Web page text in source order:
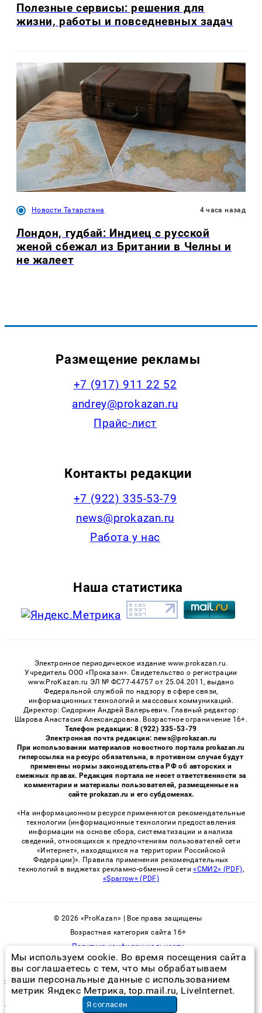
Полезные сервисы: решения для
жизни, работы и повседневных задач
Новости Татарстана 4 часа назад
Лондон, гудбай: Индиец с русской
женой сбежал из Британии в Челны и
не жалеет
Размещение рекламы
+7 (917) 911 22 52
andrey@prokazan.ru
Прайс-лист
Контакты редакции
+7 (922) 335-53-79
news@prokazan.ru
Работа у нас
Наша статистика
Электронное периодическое издание www.prokazan.ru.
Учредитель ООО «Проказан». Cвидетельство о регистрации
www.ProKazan.ru ЭЛ № ФС77-44757 от 25.04.2011, выдано
Федеральной службой по надзору в сфере связи,
информационных технологий и массовых коммуникаций.
Директор: Сидоркин Андрей Валерьевич. Главный редактор:
Шарова Анастасия Александровна. Возрастное ограничение 16+.
Телефон редакции: 8 (922) 335-53-79
Электронная почта редакции: news@prokazan.ru
При использовании материалов новостного портала prokazan.ru
гиперссылка на ресурс обязательна, в противном случае будут
применены нормы законодательства РФ об авторских и
смежных правах. Редакция портала не несет ответственности за
комментарии и материалы пользователей, размещенные на
сайте prokazan.ru и его субдоменах.
«На информационном ресурсе применяются рекомендательные
технологии (информационные технологии предоставления
информации на основе сбора, систематизации и анализа
сведений, относящихся к предпочтениям пользователей сети
«Интернет», находящихся на территории Российской
Федерации)». Правила применения рекомендательных
технологий в виджетах рекламно-обменной сети«СМИ2» (PDF),
«Sparrow» (PDF)
© 2026 «ProKazan» | Все права защищены
Возрастная категория сайта 16+
Политика конфиденциальности
сэс вызвать
в Москве
Мы используем cookie. Во время посещения сайта
вы соглашаетесь с тем, что мы обрабатываем
ваши персональные данные с использованием
метрик Яндекс Метрика, top.mail.ru, LiveInternet.
Я согласен